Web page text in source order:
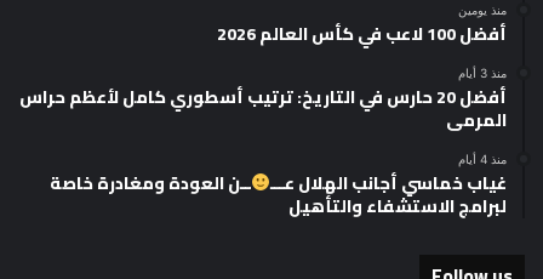
منذ يومين
أفضل 100 لاعب في كأس العالم 2026
منذ 3 أيام
أفضل 20 حارس في التاريخ: ترتيب أسطوري كامل لأعظم حراس
المرمى
منذ 4 أيام
غياب خماسي أجانب الهلال عـــ ــن العودة ومغادرة خاصة
لبرامج الاستشفاء والتأهيل